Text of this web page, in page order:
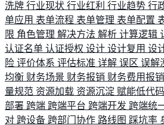
洗牌 行业现状 行业红利 行业趋势 行
单应用 表单流程 表单管理 表单配置
限 角色管理 解决方法 解析 计算逻辑
认证名单 认证授权 设计 设计复用 设
险 评价体系 评估标准 详解 误区 误解
均衡 财务场景 财务报销 财务费用报销
量规范 资源加载 资源沉淀 赋能低代码
部署 跨端 跨端平台 跨端开发 跨端统
对 跨设备 跨部门协作 路线图 踩坑率